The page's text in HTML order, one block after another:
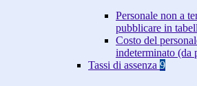
Personale non a
pubblicare in
Costo del
indeterminato (da
Tassi di assenza 9